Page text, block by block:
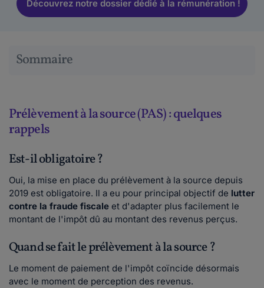
Découvrez notre dossier dédié à la rémunération !
Sommaire
Prélèvement à la source (PAS) : quelques
rappels
Est-il obligatoire ?
Oui, la mise en place du prélèvement à la source depuis
2019 est obligatoire. Il a eu pour principal objectif de lutter
contre la fraude fiscale et d'adapter plus facilement le
montant de l'impôt dû au montant des revenus perçus.
Quand se fait le prélèvement à la source ?
Le moment de paiement de l'impôt coïncide désormais
avec le moment de perception des revenus.